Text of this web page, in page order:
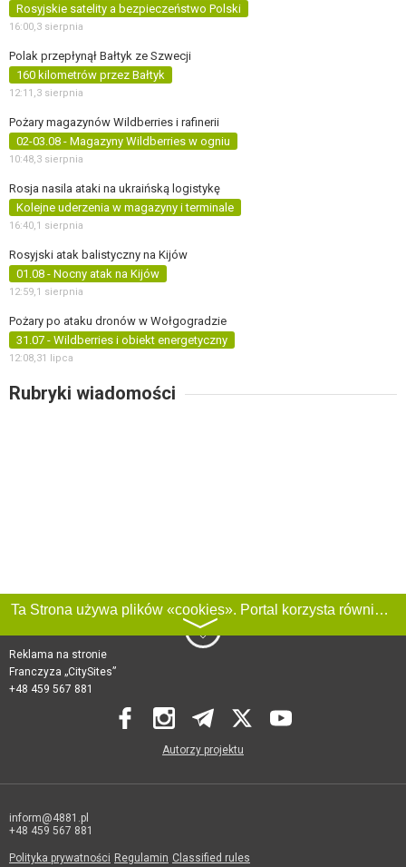
Rosyjskie satelity a bezpieczeństwo Polski
16:00,3 sierpnia
Polak przepłynął Bałtyk ze Szwecji
160 kilometrów przez Bałtyk
12:11,3 sierpnia
Pożary magazynów Wildberries i rafinerii
02-03.08 - Magazyny Wildberries w ogniu
10:48,3 sierpnia
Rosja nasila ataki na ukraińską logistykę
Kolejne uderzenia w magazyny i terminale
16:40,1 sierpnia
Rosyjski atak balistyczny na Kijów
01.08 - Nocny atak na Kijów
12:59,1 sierpnia
Pożary po ataku dronów w Wołgogradzie
31.07 - Wildberries i obiekt energetyczny
12:08,31 lipca
Rubryki wiadomości
Ta Strona używa plików «cookies». Portal korzysta również z serwisu internetowego do zbierania danych technicznych o odwiedzających w celu uzyskania informacji marketingowych i statystycznych. Warunki przetwarzania danych odwiedzających Stronę, patrz:
〉
Reklama na stronie
Franczyza „CitySites”
+48 459 567 881
Autorzy projektu
inform@4881.pl
+48 459 567 881
Polityka prywatności Regulamin Classified rules